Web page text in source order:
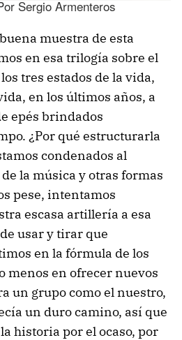
Sergio Armenteros
muestra de esta
en esa trilogía sobre el
tres estados de la vida,
en los últimos años, a
epés brindados
¿Por qué estructurarla
condenados al
la música y otras formas
pese, intentamos
escasa artillería a esa
usar y tirar que
en la fórmula de los
menos en ofrecer nuevos
un grupo como el nuestro,
un duro camino, así que
historia por el ocaso, por